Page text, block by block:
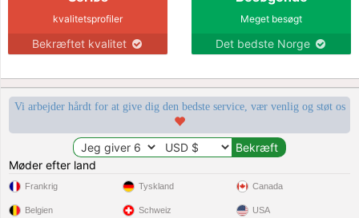
kvalitetsprofiler
Bekræftet kvalitet
Meget besøgt
Det bedste Norge
Vi arbejder hårdt for at give dig den bedste service, vær venlig og støt os
Møder efter land
Frankrig
Belgien
Tyskland
Schweiz
Canada
USA